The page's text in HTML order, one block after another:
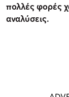
πολλές φορές
αναλύσεις.